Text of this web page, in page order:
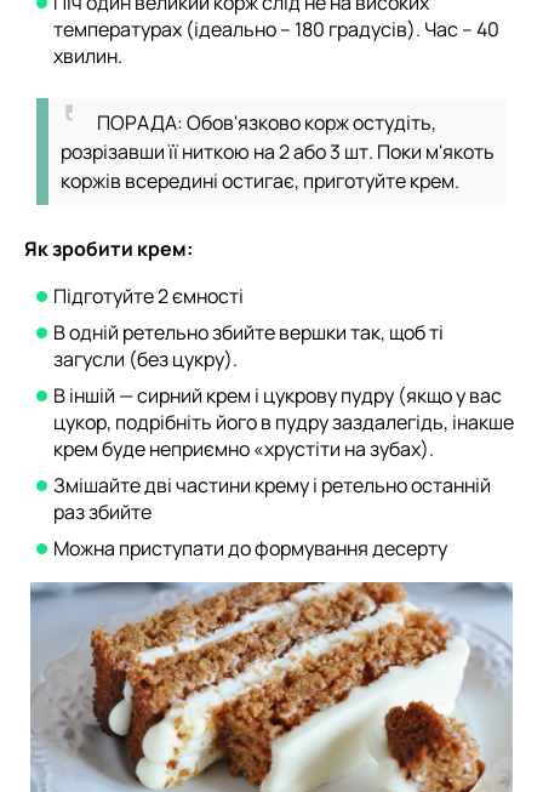
температурах (ідеально – 180 градусів). Час – 40
хвилин.
ПОРАДА: Обов'язково корж остудіть,
розрізавши її ниткою на 2 або 3 шт. Поки м'якоть
коржів всередині остигає, приготуйте крем.
Як зробити крем:
Підготуйте 2 ємності
В одній ретельно збийте вершки так, щоб ті
загусли (без цукру).
В іншій — сирний крем і цукрову пудру (якщо у вас
цукор, подрібніть його в пудру заздалегідь, інакше
крем буде неприємно «хрустіти на зубах).
Змішайте дві частини крему і ретельно останній
раз збийте
Можна приступати до формування десерту